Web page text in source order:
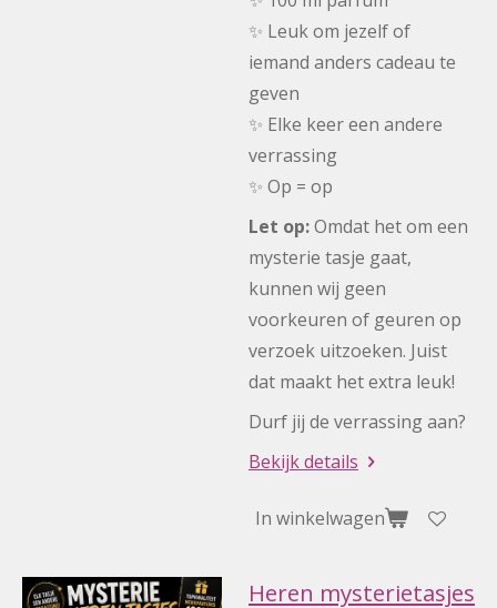
✨ Leuk om jezelf of
iemand anders cadeau te
geven
✨ Elke keer een andere
verrassing
✨ Op = op
Let op:Omdat het om een
mysterie tasje gaat,
kunnen wij geen
voorkeuren of geuren op
verzoek uitzoeken. Juist
dat maakt het extra leuk!
Durf jij de verrassing aan?
Bekijk details
In winkelwagen
Heren mysterietasjes